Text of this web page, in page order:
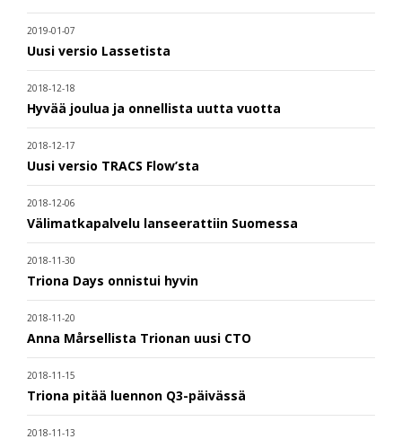
2019-01-07
Uusi versio Lassetista
2018-12-18
Hyvää joulua ja onnellista uutta vuotta
2018-12-17
Uusi versio TRACS Flow’sta
2018-12-06
Välimatkapalvelu lanseerattiin Suomessa
2018-11-30
Triona Days onnistui hyvin
2018-11-20
Anna Mårsellista Trionan uusi CTO
2018-11-15
Triona pitää luennon Q3-päivässä
2018-11-13